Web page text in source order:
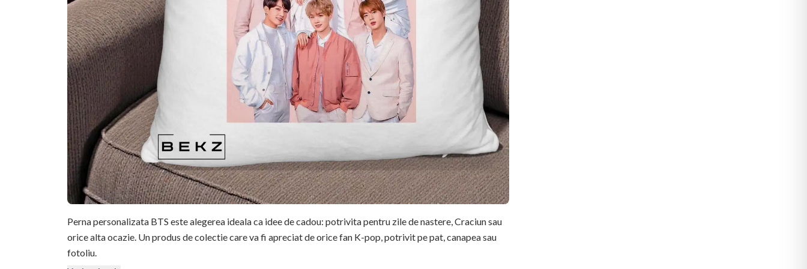
Perna personalizata BTS este alegerea ideala ca idee de cadou: potrivita pentru zile de nastere, Craciun sau
orice alta ocazie. Un produs de colectie care va fi apreciat de orice fan K-pop, potrivit pe pat, canapea sau
fotoliu.